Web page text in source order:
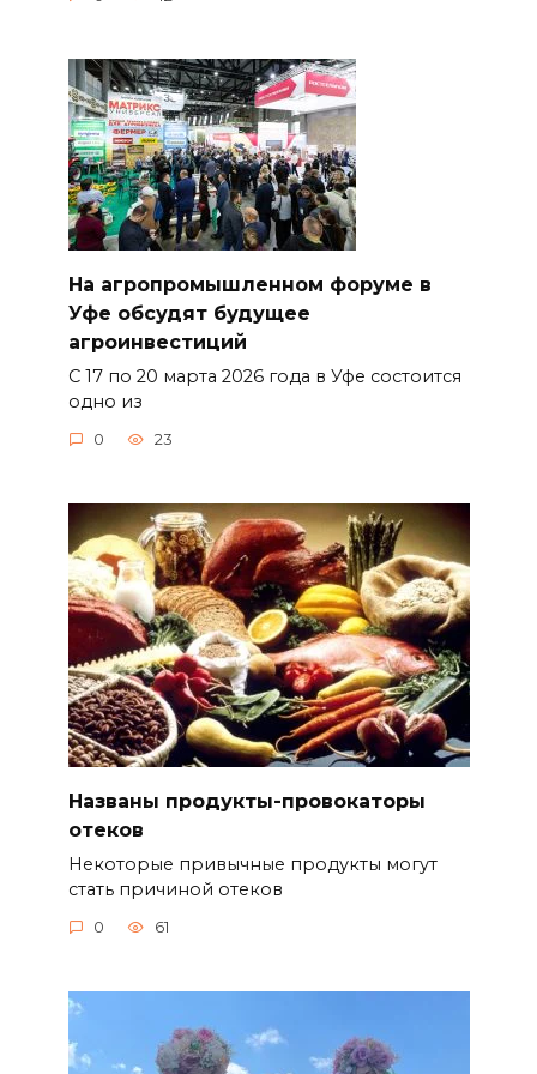
На агропромышленном форуме в
Уфе обсудят будущее
агроинвестиций
С 17 по 20 марта 2026 года в Уфе состоится
одно из
0 23
Названы продукты-провокаторы
отеков
Некоторые привычные продукты могут
стать причиной отеков
0 61